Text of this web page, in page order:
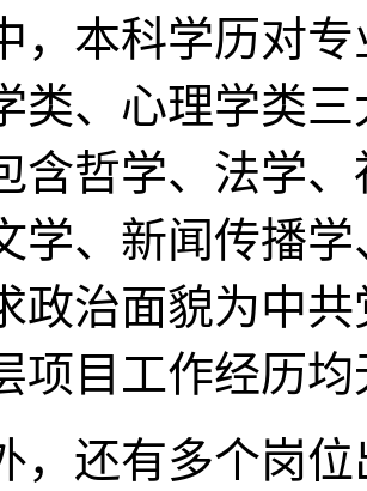
，本科学历对
类、心理学类
含哲学、法学
学、新闻传播
政治面貌为中
项目工作经历
还有多个岗位